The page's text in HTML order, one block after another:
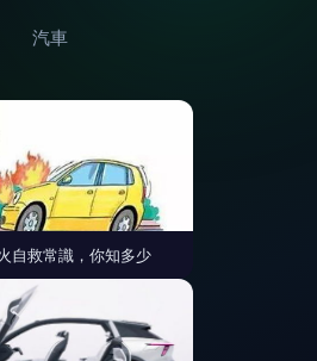
汽車
自救常識，你知多少